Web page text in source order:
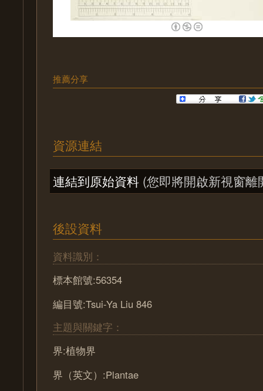
推薦分享
資源連結
連結到原始資料 (您即將開啟新視窗離
後設資料
資料識別：
標本館號:56354
編目號:Tsui-Ya Liu 846
主題與關鍵字：
界:植物界
界（英文）:Plantae